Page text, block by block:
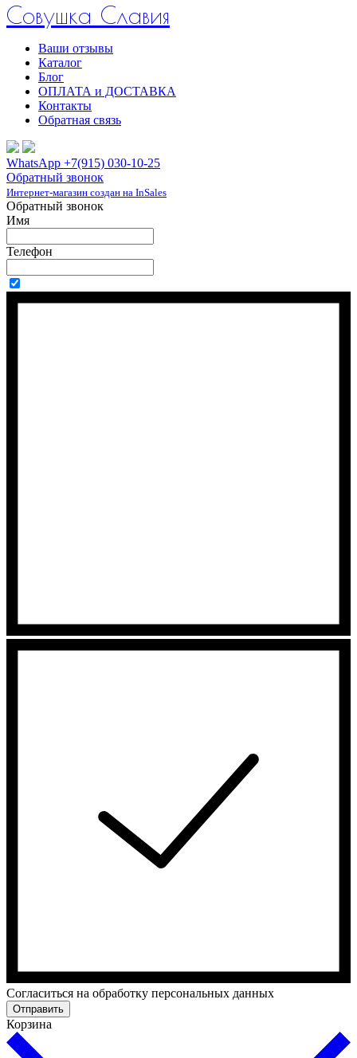
Совушка Славия
Ваши отзывы
Каталог
Блог
ОПЛАТА и ДОСТАВКА
Контакты
Обратная связь
WhatsApp +7(915) 030-10-25
Обратный звонок
Интернет-магазин создан на InSales
Обратный звонок
Имя
Телефон
Cогласиться на обработку персональных данных
Отправить
Корзина